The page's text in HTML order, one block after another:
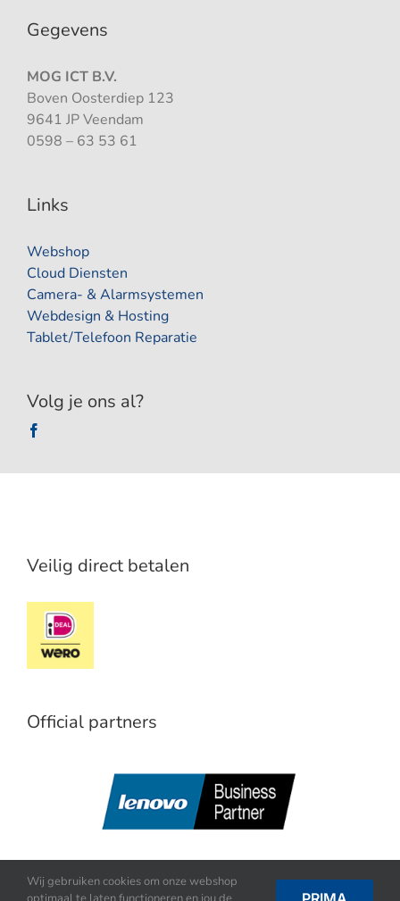
Gegevens
MOG ICT B.V.
Boven Oosterdiep 123
9641 JP Veendam
0598 – 63 53 61
Links
Webshop
Cloud Diensten
Camera- & Alarmsystemen
Webdesign & Hosting
Tablet/Telefoon Reparatie
Volg je ons al?
Veilig direct betalen
Official partners
Wij gebruiken cookies om onze webshop